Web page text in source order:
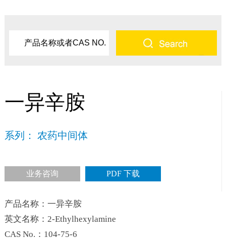
一异辛胺
系列： 农药中间体
业务咨询 PDF 下载
产品名称：一异辛胺
英文名称：2-Ethylhexylamine
CAS No.：104-75-6